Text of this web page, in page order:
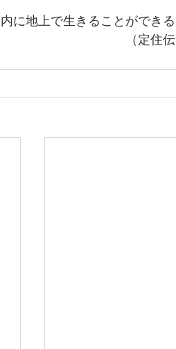
に地上で生きることができる
　　　　　　　　　（定住伝